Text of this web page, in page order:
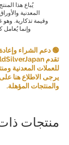
يُباع هذا
المعدنية
وقيمة تذكارية.
وإنما يُعامل
🟢 دعم الشراء وإعادة
للعملات المعدنية
يرجى الاطلاع هنا
والمنتجات المؤهلة.
منتجات